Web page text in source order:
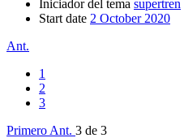
Iniciador del tema supertren
Start date 2 October 2020
Ant.
1
2
3
Primero Ant. 3 de 3